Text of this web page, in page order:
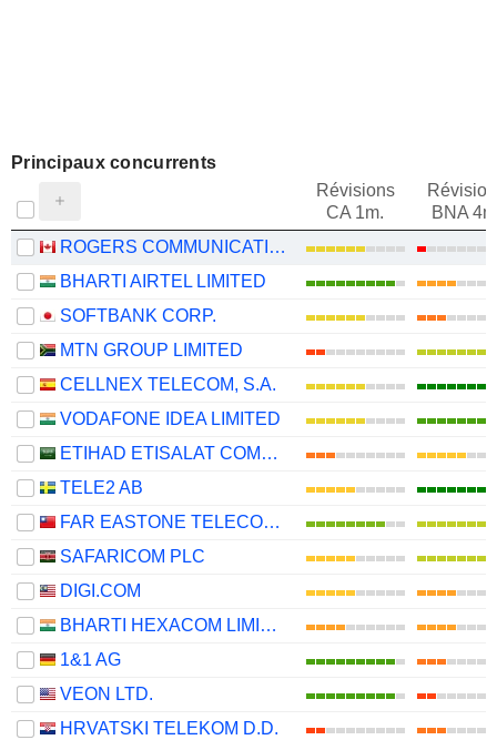
Principaux concurrents
Révisions
CA 1m.
BNA
ROGERS COMMUNICATIONS INC.
BHARTI AIRTEL LIMITED
SOFTBANK CORP.
MTN GROUP LIMITED
CELLNEX TELECOM, S.A.
VODAFONE IDEA LIMITED
ETIHAD ETISALAT COMPANY
TELE2 AB
FAR EASTONE TELECOMMUNICATIONS CO., LTD.
SAFARICOM PLC
DIGI.COM
BHARTI HEXACOM LIMITED
1&1 AG
VEON LTD.
HRVATSKI TELEKOM D.D.